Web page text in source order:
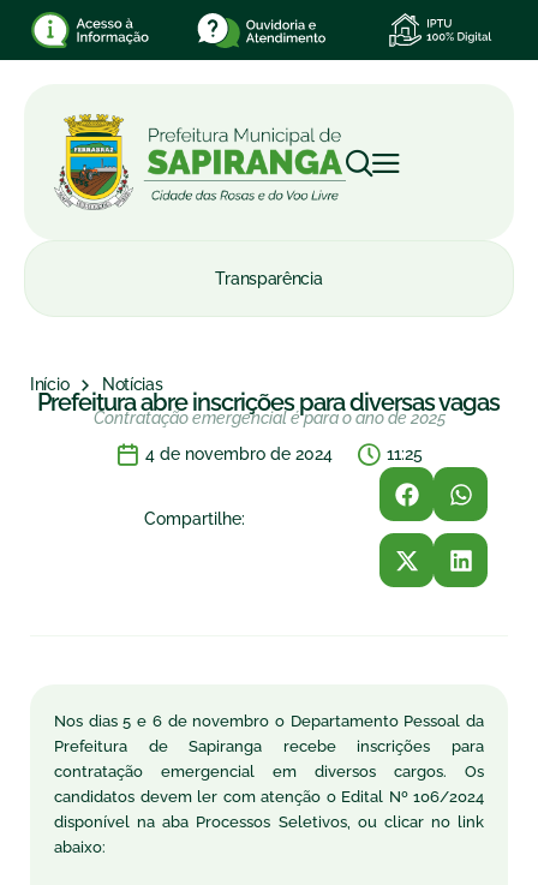
Transparência
Início Notícias
Prefeitura abre inscrições para diversas vagas
Contratação emergencial é para o ano de 2025
4 de novembro de 2024
11:25
Compartilhe:
Nos dias 5 e 6 de novembro o Departamento Pessoal da
Prefeitura de Sapiranga recebe inscrições para
contratação emergencial em diversos cargos. Os
candidatos devem ler com atenção o Edital Nº 106/2024
disponível na aba Processos Seletivos, ou clicar no link
abaixo: